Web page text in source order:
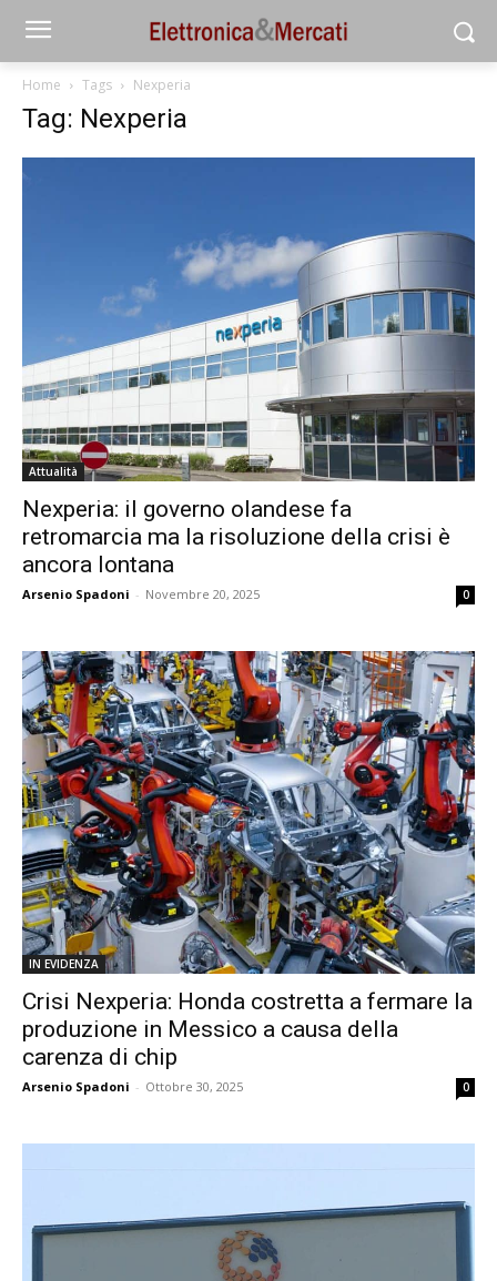
Home Tags Nexperia
Tag: Nexperia
Attualità
Nexperia: il governo olandese fa
retromarcia ma la risoluzione della crisi è
ancora lontana
Arsenio Spadoni - Novembre 20, 2025 0
IN EVIDENZA
Crisi Nexperia: Honda costretta a fermare la
produzione in Messico a causa della
carenza di chip
Arsenio Spadoni - Ottobre 30, 2025 0